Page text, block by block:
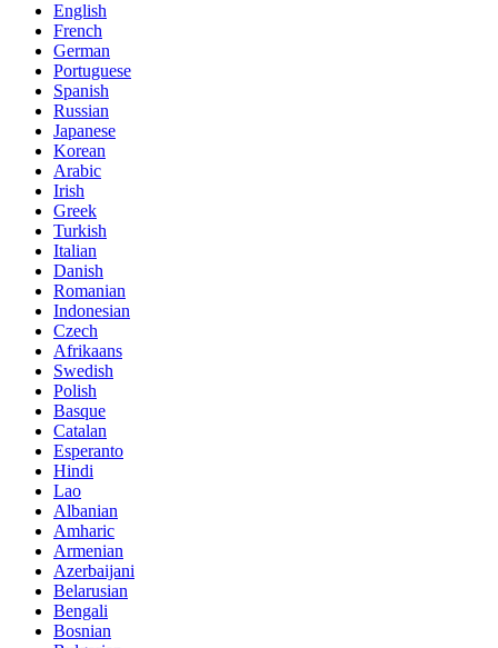
English
French
German
Portuguese
Spanish
Russian
Japanese
Korean
Arabic
Irish
Greek
Turkish
Italian
Danish
Romanian
Indonesian
Czech
Afrikaans
Swedish
Polish
Basque
Catalan
Esperanto
Hindi
Lao
Albanian
Amharic
Armenian
Azerbaijani
Belarusian
Bengali
Bosnian